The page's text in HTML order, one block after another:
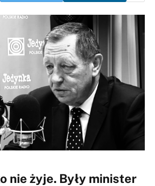
nie żyje. Były minister